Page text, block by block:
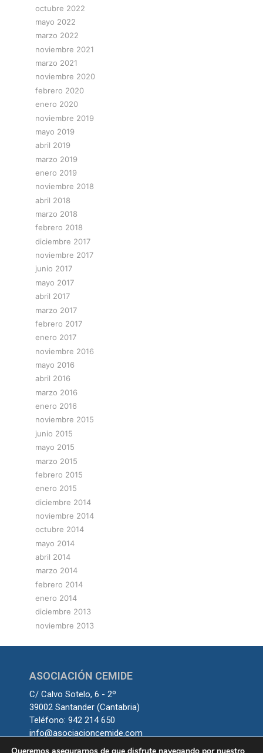
octubre 2022
mayo 2022
marzo 2022
noviembre 2021
marzo 2021
noviembre 2020
febrero 2020
enero 2020
noviembre 2019
mayo 2019
abril 2019
marzo 2019
enero 2019
noviembre 2018
abril 2018
marzo 2018
febrero 2018
diciembre 2017
noviembre 2017
junio 2017
mayo 2017
abril 2017
marzo 2017
febrero 2017
enero 2017
noviembre 2016
mayo 2016
abril 2016
marzo 2016
enero 2016
noviembre 2015
junio 2015
mayo 2015
marzo 2015
febrero 2015
enero 2015
diciembre 2014
noviembre 2014
octubre 2014
mayo 2014
abril 2014
marzo 2014
febrero 2014
enero 2014
diciembre 2013
noviembre 2013
ASOCIACIÓN CEMIDE
C/ Calvo Sotelo, 6 - 2º
39002 Santander (Cantabria)
Teléfono: 942 214 650
info@asociacioncemide.com